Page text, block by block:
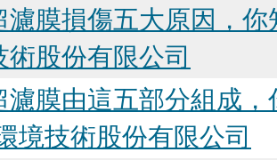
濾膜損傷五大原因，
股份有限公司
濾膜由這五部分組成
境技術股份有限公司